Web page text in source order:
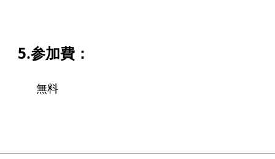
ELPASO会
入会案内
5.参加費：
無料